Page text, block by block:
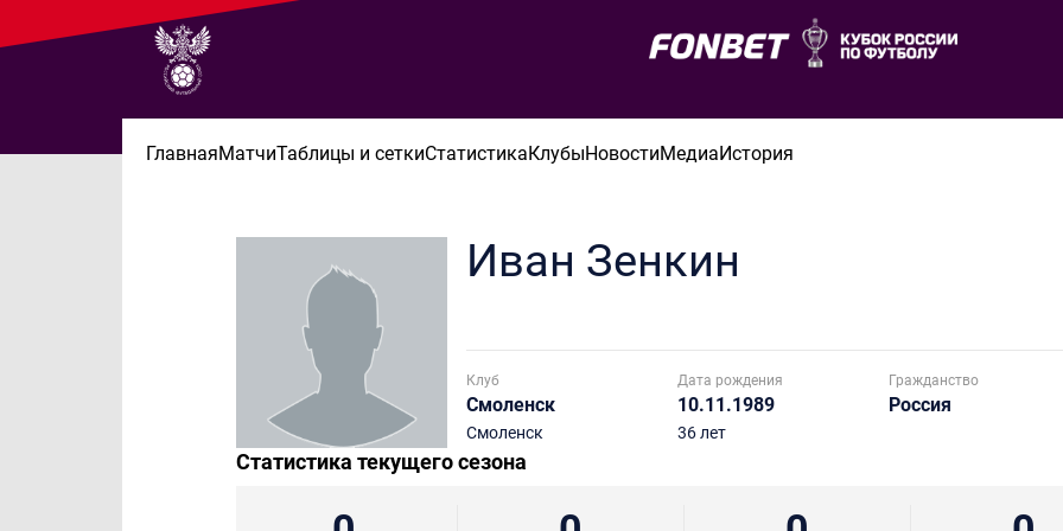
ГлавнаяМатчиТаблицы и сеткиСтатистикаКлубыНовостиМедиаИстория
Иван Зенкин
Клуб
Смоленск
Смоленск
Дата рождения
10.11.1989
36 лет
Гражданство
Россия
Статистика текущего сезона